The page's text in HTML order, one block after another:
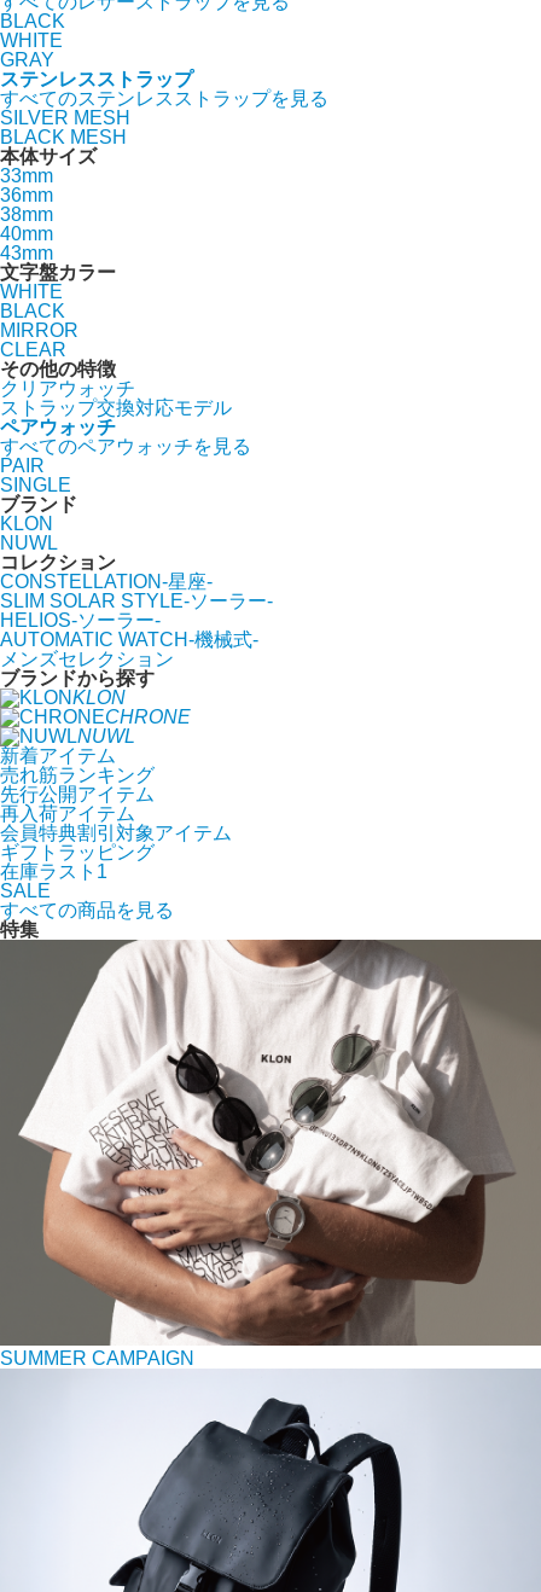
BLACK
WHITE
GRAY
ステンレスストラップ
すべてのステンレスストラップを見る
SILVER MESH
BLACK MESH
本体サイズ
33mm
36mm
38mm
40mm
43mm
文字盤カラー
WHITE
BLACK
MIRROR
CLEAR
その他の特徴
クリアウォッチ
ストラップ交換対応モデル
ペアウォッチ
すべてのペアウォッチを見る
PAIR
SINGLE
ブランド
KLON
NUWL
コレクション
CONSTELLATION-星座-
SLIM SOLAR STYLE-ソーラー-
HELIOS-ソーラー-
AUTOMATIC WATCH-機械式-
メンズセレクション
ブランドから探す
KLON
CHRONE
NUWL
新着アイテム
売れ筋ランキング
先行公開アイテム
再入荷アイテム
会員特典割引対象アイテム
ギフトラッピング
在庫ラスト1
SALE
すべての商品を見る
特集
SUMMER CAMPAIGN